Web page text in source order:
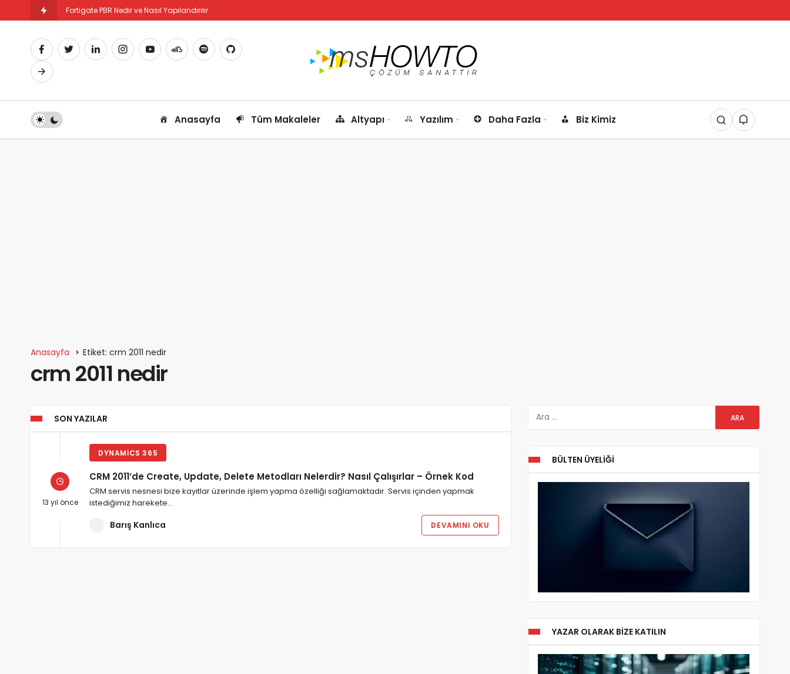
Fortigate PBR Nedir ve Nasıl Yapılandırılır
Anasayfa Tüm Makaleler Altyapı Yazılım Daha Fazla Biz Kimiz
Anasayfa Etiket: crm 2011 nedir
crm 2011 nedir
SON YAZILAR
13 yıl önce
DYNAMICS 365
CRM 2011’de Create, Update, Delete Metodları Nelerdir? Nasıl Çalışırlar – Örnek Kod
CRM servis nesnesi bize kayıtlar üzerinde işlem yapma özelliği sağlamaktadır. Servis içinden yapmak
istediğimiz harekete…
Barış Kanlıca DEVAMINI OKU
BÜLTEN ÜYELIĞI
YAZAR OLARAK BIZE KATILIN